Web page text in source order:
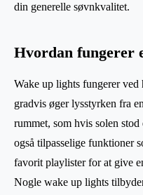
din generelle søvnkvalitet.
Hvordan fungerer
Wake up lights fungerer
gradvis øger lysstyrken fra
rummet, som hvis solen
også tilpasselige funktioner
favorit playlister for at give
Nogle wake up lights